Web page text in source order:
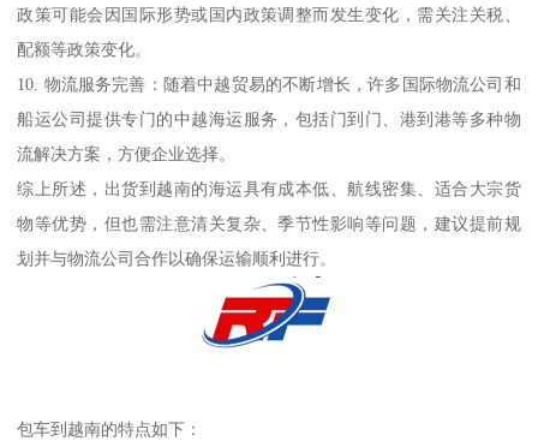
政策可能会因国际形势或国内政策调整而发生变化，需关注关税、
配额等政策变化。
10. 物流服务完善：随着中越贸易的不断增长，许多国际物流公司和
船运公司提供专门的中越海运服务，包括门到门、港到港等多种物
流解决方案，方便企业选择。
综上所述，出货到越南的海运具有成本低、航线密集、适合大宗货
物等优势，但也需注意清关复杂、季节性影响等问题，建议提前规
划并与物流公司合作以确保运输顺利进行。
包车到越南的特点如下：